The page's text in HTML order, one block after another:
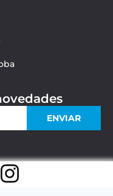
ENVIAR